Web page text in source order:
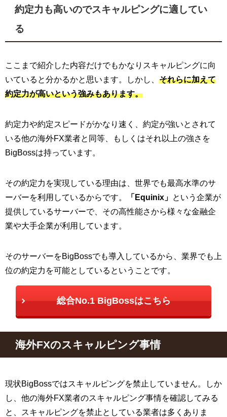
約定力も高いのでスキャルピングに適してい
る
ここまで紹介した内容だけでもかなりスキャルピングに向
いていると分かるかと思います。しかし、 それらに加えて
約定力が高いという強みもあります。
約定力や約定スピードがかなり速く、約定が強いとされて
いる他の海外FX業者と同等、もしくはそれ以上の強さを
BigBossは持っています。
その約定力を実現している理由は、世界でも最高水準のサ
ーバーを利用しているからです。
「Equinix」
という企業が
提供しているサーバーで、その高性能さから様々な金融企
業や大手企業が利用しています。
そのサーバーをBigBossでも導入しているから、業界でも上
位の約定力を可能としているということです。
総合No.1 BigBossはこちら
海外FXのスキャルピング事情
現状BigBossではスキャルピングを禁止していません。しか
し、他の海外FX業者のスキャルピング事情を確認してみる
と、スキャルピングを禁止としている業者は多くありま